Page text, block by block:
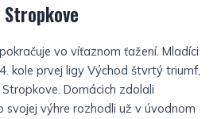
vo víťaznom ťažení. Mladíci
kole prvej ligy Východ štvrtý triumf,
Domácich zdolali
svojej výhre rozhodli už v úvodnom